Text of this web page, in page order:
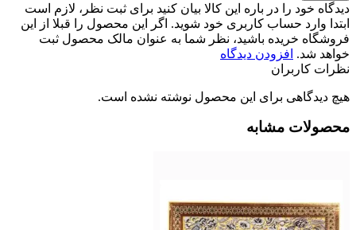
دیدگاه خود را در باره این کالا بیان کنید برای ثبت نظر، لازم است
ابتدا وارد حساب کاربری خود شوید. اگر این محصول را قبلا از این
فروشگاه خریده باشید، نظر شما به عنوان مالک محصول ثبت
خواهد شد. افزودن دیدگاه
نظرات کاربران
هیچ دیدگاهی برای این محصول نوشته نشده است.
محصولات مشابه